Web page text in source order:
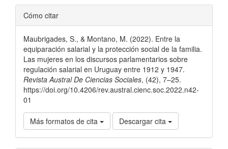
Detalles
del
artículo
Cómo citar
Maubrigades, S., & Montano, M. (2022). Entre la
equiparación salarial y la protección social de la familia.
Las mujeres en los discursos parlamentarios sobre
regulación salarial en Uruguay entre 1912 y 1947.
Revista Austral De Ciencias Sociales, (42), 7–25.
https://doi.org/10.4206/rev.austral.cienc.soc.2022.n42-
01
Más formatos de cita Descargar cita